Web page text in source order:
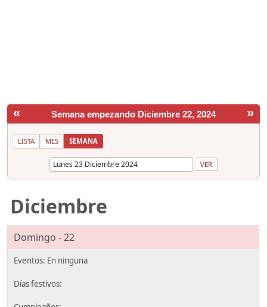
« »
Semana empezando Diciembre 22, 2024
LISTA MES SEMANA
Diciembre
Domingo - 22